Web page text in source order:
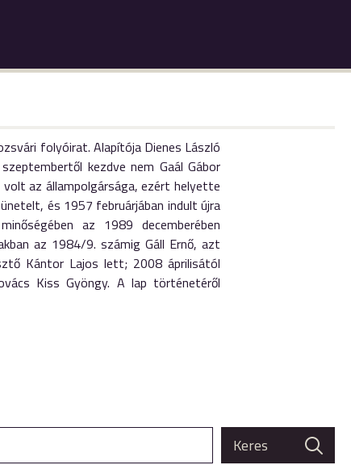
folyóirat. Alapítója Dienes László
kezdve nem Gaál Gábor
az állampolgársága, ezért helyette
és 1957 februárjában indult újra
az 1989 decemberében
az 1984/9. számig Gáll Ernő, azt
Kántor Lajos lett; 2008 áprilisától
Kiss Gyöngy. A lap történetéről